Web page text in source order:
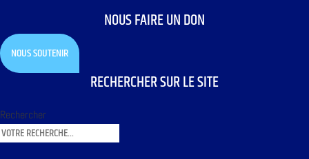
NOUS FAIRE UN DON
NOUS SOUTENIR
RECHERCHER SUR LE SITE
Rechercher